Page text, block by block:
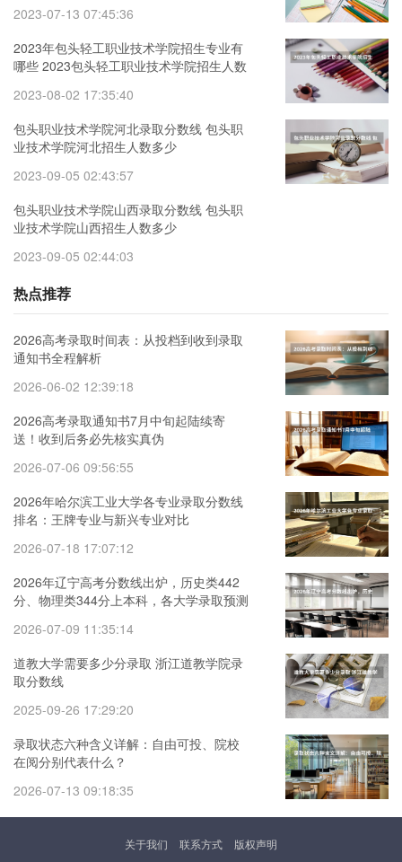
2023-07-13 07:45:36
2023年包头轻工职业技术学院招生专业有
哪些 2023包头轻工职业技术学院招生人数
2023-08-02 17:35:40
包头职业技术学院河北录取分数线 包头职
业技术学院河北招生人数多少
2023-09-05 02:43:57
包头职业技术学院山西录取分数线 包头职
业技术学院山西招生人数多少
2023-09-05 02:44:03
热点推荐
2026高考录取时间表：从投档到收到录取
通知书全程解析
2026-06-02 12:39:18
2026高考录取通知书7月中旬起陆续寄
送！收到后务必先核实真伪
2026-07-06 09:56:55
2026年哈尔滨工业大学各专业录取分数线
排名：王牌专业与新兴专业对比
2026-07-18 17:07:12
2026年辽宁高考分数线出炉，历史类442
分、物理类344分上本科，各大学录取预测
2026-07-09 11:35:14
道教大学需要多少分录取 浙江道教学院录
取分数线
2025-09-26 17:29:20
录取状态六种含义详解：自由可投、院校
在阅分别代表什么？
2026-07-13 09:18:35
关于我们 联系方式 版权声明